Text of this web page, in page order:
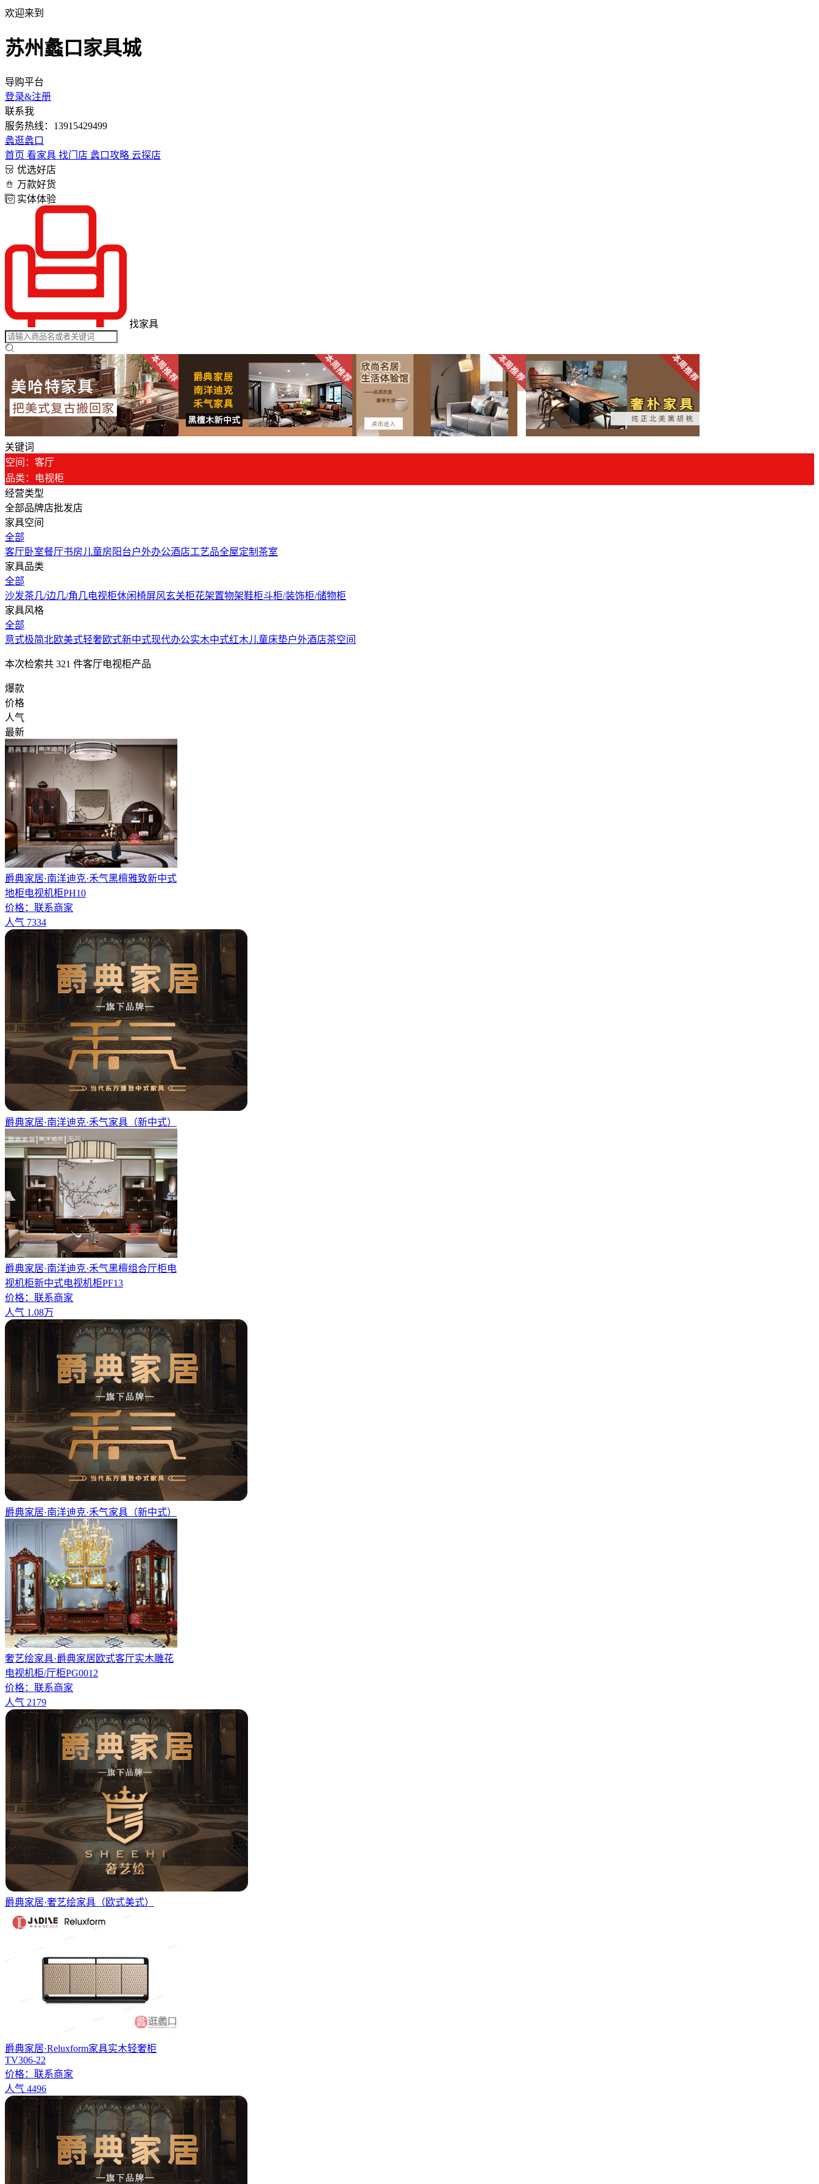
欢迎来到
苏州蠡口家具城
导购平台
登录&注册
联系我
服务热线：13915429499
蠡逛蠡口
首页 看家具 找门店 蠡口攻略 云探店
优选好店
万款好货
实体体验
找家具
关键词
空间：客厅
品类：电视柜
经营类型
全部品牌店批发店
家具空间
全部
客厅卧室餐厅书房儿童房 阳台户外办公酒店工艺品全屋定制 茶室
家具品类
全部
沙发茶几/边几/角几电视柜休闲椅屏风玄关柜花架置物架鞋柜斗柜/装饰柜/储物柜
家具风格
全部
意式极简北欧美式轻奢欧式新中式现代办公实木中式红木儿童床垫户外酒店茶空间
本次检索共 321 件客厅电视柜产品
爆款
价格
人气
最新
爵典家居·南洋迪克·禾气黑檀雅致新中式
地柜电视机柜PH10
价格： 联系商家
人气 7334
爵典家居·南洋迪克·禾气家具（新中式）
爵典家居·南洋迪克·禾气黑檀组合厅柜电
视机柜新中式电视机柜PF13
价格： 联系商家
人气 1.08万
爵典家居·南洋迪克·禾气家具（新中式）
奢艺绘家具·爵典家居欧式客厅实木雕花
电视机柜/厅柜PG0012
价格： 联系商家
人气 2179
爵典家居·奢艺绘家具（欧式美式）
爵典家居·Reluxform家具实木轻奢柜
TV306-22
价格： 联系商家
人气 4496